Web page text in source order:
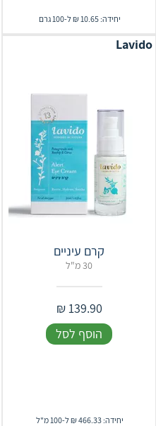
יחידה: 10.65 ₪ ל-100 גרם
Lavido
קרם עיניים
30 מ"ל
139.90
₪
הוסף לסל
יחידה: 466.33 ₪ ל-100 מ"ל